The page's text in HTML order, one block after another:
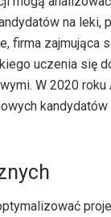
na
firma zajmująca
uczenia się
W 2020 roku